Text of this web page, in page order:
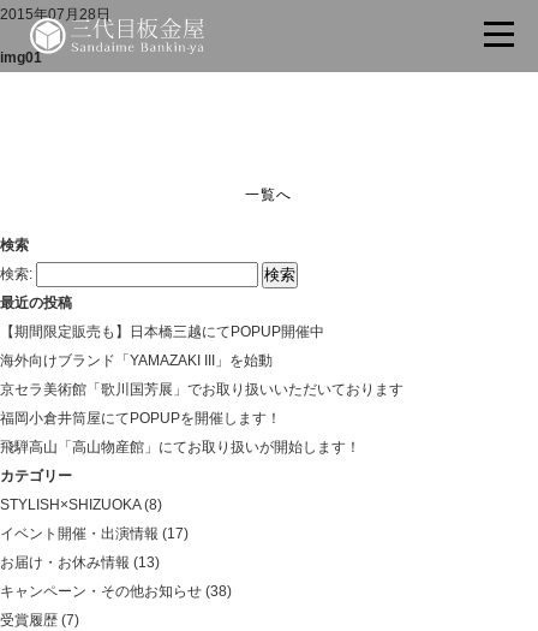
2015年07月28日
img01
一覧へ
検索
検索:
最近の投稿
【期間限定販売も】日本橋三越にてPOPUP開催中
海外向けブランド「YAMAZAKI III」を始動
京セラ美術館「歌川国芳展」でお取り扱いいただいております
福岡小倉井筒屋にてPOPUPを開催します！
飛騨高山「高山物産館」にてお取り扱いが開始します！
カテゴリー
STYLISH×SHIZUOKA(8)
イベント開催・出演情報 (17)
お届け・お休み情報 (13)
キャンペーン・その他お知らせ (38)
受賞履歴 (7)